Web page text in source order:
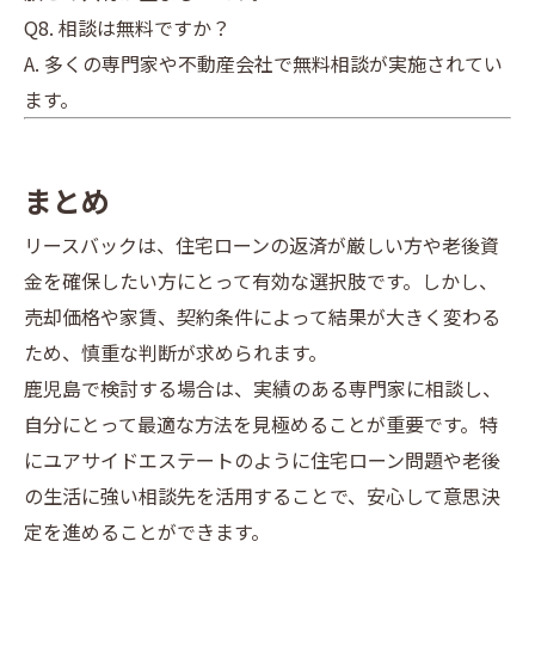
Q8. 相談は無料ですか？
A. 多くの専門家や不動産会社で無料相談が実施されてい
ます。
まとめ
リースバックは、住宅ローンの返済が厳しい方や老後資
金を確保したい方にとって有効な選択肢です。しかし、
売却価格や家賃、契約条件によって結果が大きく変わる
ため、慎重な判断が求められます。
鹿児島で検討する場合は、実績のある専門家に相談し、
自分にとって最適な方法を見極めることが重要です。特
にユアサイドエステートのように住宅ローン問題や老後
の生活に強い相談先を活用することで、安心して意思決
定を進めることができます。